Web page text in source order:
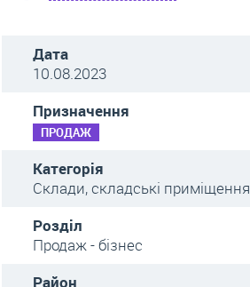
Дата
10.08.2023
Призначення
ПРОДАЖ
Категорія
Склади, складські приміщення
Розділ
Продаж - бізнес
Район